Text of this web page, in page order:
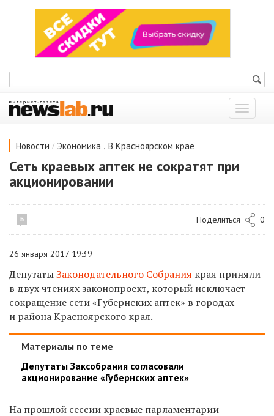
Показать
меню
Новости / Экономика , В Красноярском крае
Сеть краевых аптек не сократят при
акционировании
5 Поделиться 0
26 января 2017 19:39
ДепутатыЗаконодательного Собрания края приняли
в двух чтениях законопроект, который исключает
сокращение сети «Губернских аптек» в городах
и района Красноярского края.
Материалы по теме
Депутаты Заксобрания согласовали
акционирование «Губернских аптек»
На прошлой сессии краевые парламентарии